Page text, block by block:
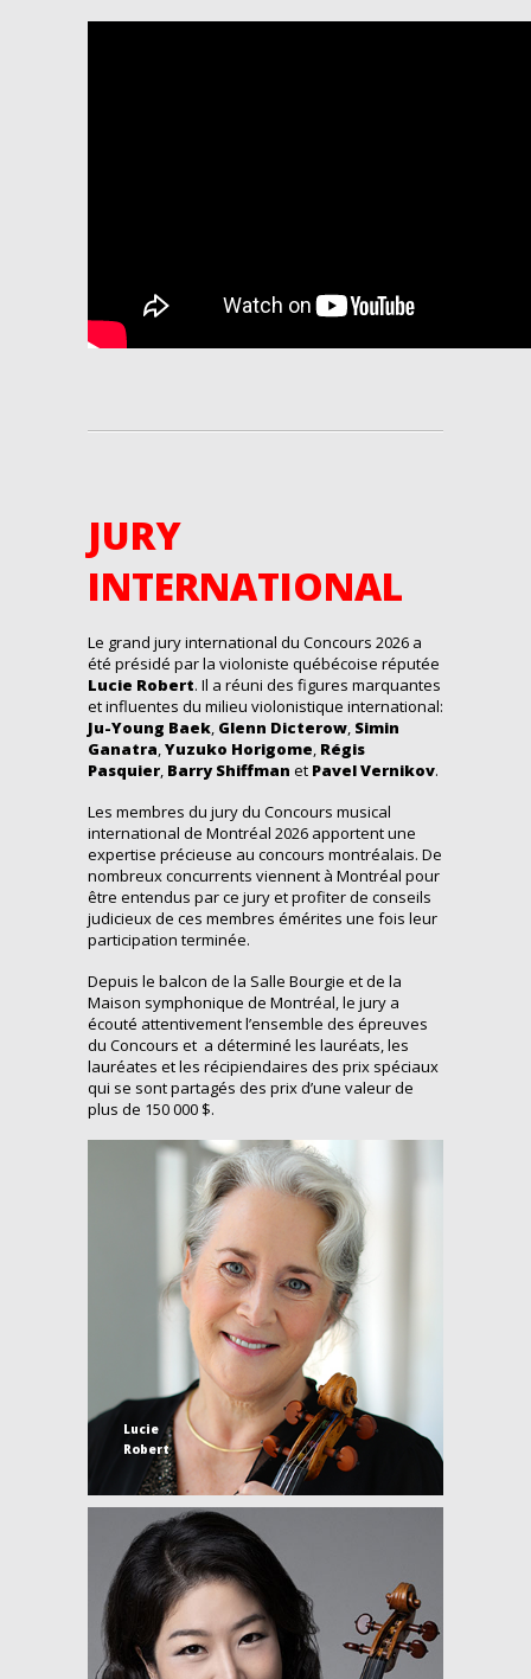
JURY
INTERNATIONAL
Le grand jury international du Concours 2026 a
été présidé par la violoniste québécoise réputée
Lucie Robert. Il a réuni des figures marquantes
et influentes du milieu violonistique international:
Ju-Young Baek, Glenn Dicterow, Simin
Ganatra,Yuzuko Horigome, Régis
Pasquier, Barry Shiffman et Pavel Vernikov.
Les membres du jury du Concours musical
international de Montréal 2026 apportent une
expertise précieuse au concours montréalais. De
nombreux concurrents viennent à Montréal pour
être entendus par ce jury et profiter de conseils
judicieux de ces membres émérites une fois leur
participation terminée.
Depuis le balcon de la Salle Bourgie et de la
Maison symphonique de Montréal, le jury a
écouté attentivement l’ensemble des épreuves
du Concours et a déterminé les lauréats, les
lauréates et les récipiendaires des prix spéciaux
qui se sont partagés des prix d’une valeur de
plus de 150 000 $.
Lucie
Robert